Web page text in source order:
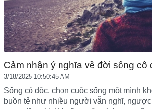
Cảm nhận ý nghĩa về đời sống cô
3/18/2025 10:50:45 AM
Sống cô độc, chọn cuộc sống một mình
buồn tẻ như nhiều người vẫn nghĩ,